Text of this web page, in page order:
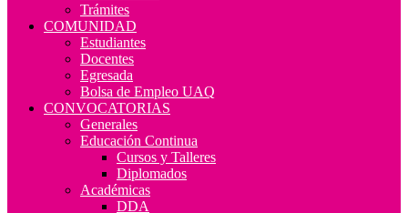
Trámites
COMUNIDAD
Estudiantes
Docentes
Egresada
Bolsa de Empleo UAQ
CONVOCATORIAS
Generales
Educación Continua
Cursos y Talleres
Diplomados
Académicas
DDA